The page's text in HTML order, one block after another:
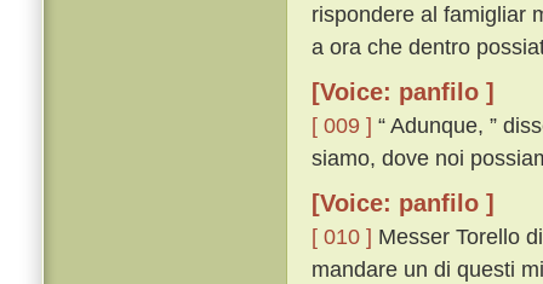
rispondere al famigliar
a ora che dentro
[Voice: panfilo ]
[ 009 ] “ Adunque, ”
siamo, dove noi
[Voice: panfilo ]
[ 010 ] Messer Torello
mandare un di questi